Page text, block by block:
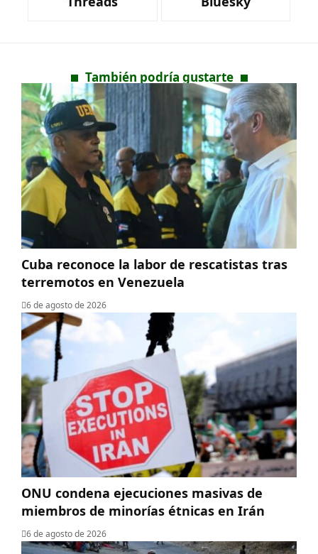
También podría gustarte
Cuba reconoce la labor de rescatistas tras
terremotos en Venezuela
6 de agosto de 2026
ONU condena ejecuciones masivas de
miembros de minorías étnicas en Irán
6 de agosto de 2026